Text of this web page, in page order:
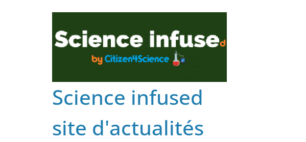
Science infused
site d'actualités